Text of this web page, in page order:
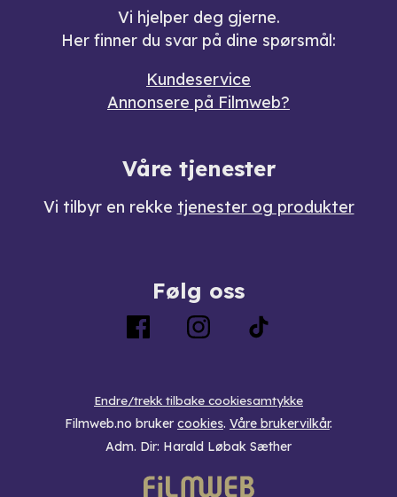
Vi hjelper deg gjerne.
Her finner du svar på dine spørsmål:
Kundeservice
Annonsere på Filmweb?
Våre tjenester
Vi tilbyr en rekke tjenester og produkter
Følg oss
Endre/trekk tilbake cookiesamtykke
Filmweb.no bruker cookies. Våre brukervilkår.
Adm. Dir: Harald Løbak Sæther